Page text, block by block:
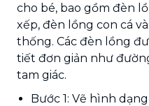
cho bé, bao gồm đèn
xếp, đèn lồng con cá
thống. Các đèn lồng
tiết đơn giản như
tam giác.
Bước 1: Vẽ hình